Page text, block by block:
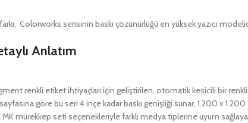
Colorworks serisinin baskı çözünürlüğü en yüksek yazıcı
Anlatım
renkli etiket ihtiyaçları için geliştirilen, otomatik kesicili bir
sayfasına göre bu seri 4 inçe kadar baskı genişliği sunar, 1.200 x 1.200
MK mürekkep seti seçenekleriyle farklı medya tiplerine uyum